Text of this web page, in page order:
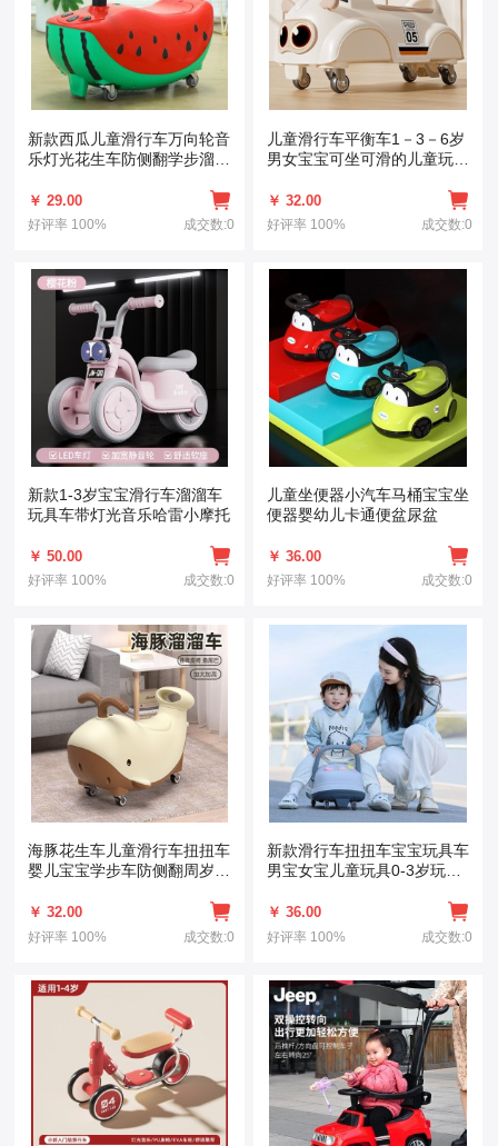
新款西瓜儿童滑行车万向轮音
乐灯光花生车防侧翻学步溜溜
￥ 29.00
好评率 100% 成交数:0
儿童滑行车平衡车1－3－6岁
男女宝宝可坐可滑的儿童玩具
￥ 32.00
好评率 100% 成交数:0
新款1-3岁宝宝滑行车溜溜车
玩具车带灯光音乐哈雷小摩托
￥ 50.00
好评率 100% 成交数:0
儿童坐便器小汽车马桶宝宝坐
便器婴幼儿卡通便盆尿盆
￥ 36.00
好评率 100% 成交数:0
海豚花生车儿童滑行车扭扭车
婴儿宝宝学步车防侧翻周岁礼
￥ 32.00
好评率 100% 成交数:0
新款滑行车扭扭车宝宝玩具车
男宝女宝儿童玩具0-3岁玩具
￥ 36.00
好评率 100% 成交数:0